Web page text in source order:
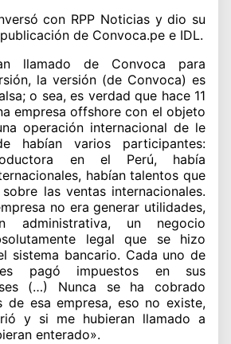
con RPP Noticias y dio su
de Convoca.pe e IDL.
llamado de Convoca para
la versión (de Convoca) es
o sea, es verdad que hace 11
empresa offshore con el objeto
operación internacional de le
habían varios participantes:
en el Perú, había
habían talentos que
las ventas internacionales.
no era generar utilidades,
administrativa, un negocio
legal que se hizo
sistema bancario. Cada uno de
pagó impuestos en sus
(…) Nunca se ha cobrado
de esa empresa, eso no existe,
y si me hubieran llamado a
enterado».